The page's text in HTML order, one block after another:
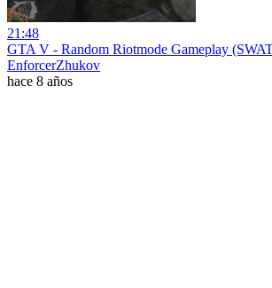
21:48
GTA V - Random Riotmode Gameplay
EnforcerZhukov
hace 8 años